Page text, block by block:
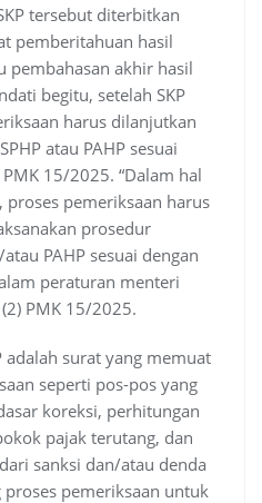
tersebut diterbitkan
pemberitahuan hasil
pembahasan akhir hasil
begitu, setelah SKP
harus dilanjutkan
atau PAHP sesuai
15/2025. “Dalam hal
pemeriksaan harus
prosedur
PAHP sesuai dengan
peraturan menteri
PMK 15/2025.
adalah surat yang memuat
seperti pos-pos yang
koreksi, perhitungan
pajak terutang, dan
sanksi dan/atau denda
pemeriksaan untuk